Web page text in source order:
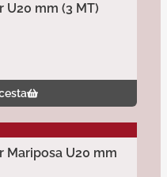
mm (3 MT)
Mariposa U20 mm